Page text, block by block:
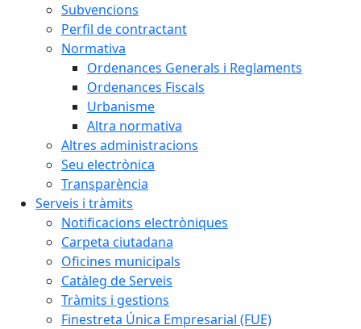
Subvencions
Perfil de contractant
Normativa
Ordenances Generals i Reglaments
Ordenances Fiscals
Urbanisme
Altra normativa
Altres administracions
Seu electrònica
Transparència
Serveis i tràmits
Notificacions electròniques
Carpeta ciutadana
Oficines municipals
Catàleg de Serveis
Tràmits i gestions
Finestreta Única Empresarial (FUE)